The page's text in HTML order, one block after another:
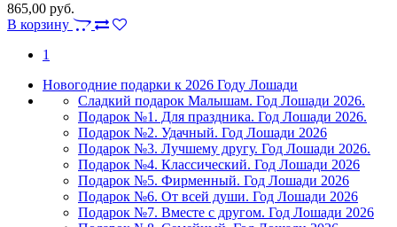
865,00 руб.
В корзину
1
Новогодние подарки к 2026 Году Лошади
Сладкий подарок Малышам. Год Лошади 2026.
Подарок №1. Для праздника. Год Лошади 2026.
Подарок №2. Удачный. Год Лошади 2026
Подарок №3. Лучшему другу. Год Лошади 2026.
Подарок №4. Классический. Год Лошади 2026
Подарок №5. Фирменный. Год Лошади 2026
Подарок №6. От всей души. Год Лошади 2026
Подарок №7. Вместе с другом. Год Лошади 2026